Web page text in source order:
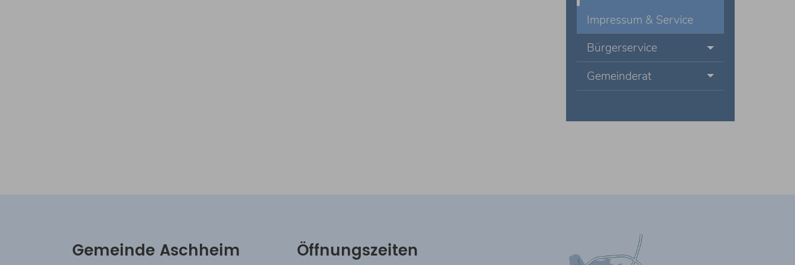
Impressum & Service
Bürgerservice
Gemeinderat
Gemeinde Aschheim Öffnungszeiten